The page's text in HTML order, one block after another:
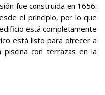
fue construida en 1656.
el principio, por lo que
está completamente
está listo para ofrecer a
piscina con terrazas en la